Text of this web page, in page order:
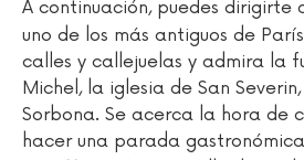
A continuación, puedes dirigirte
uno de los más antiguos de
calles y callejuelas y admira la
Michel, la iglesia de San
Sorbona. Se acerca la hora de
hacer una parada